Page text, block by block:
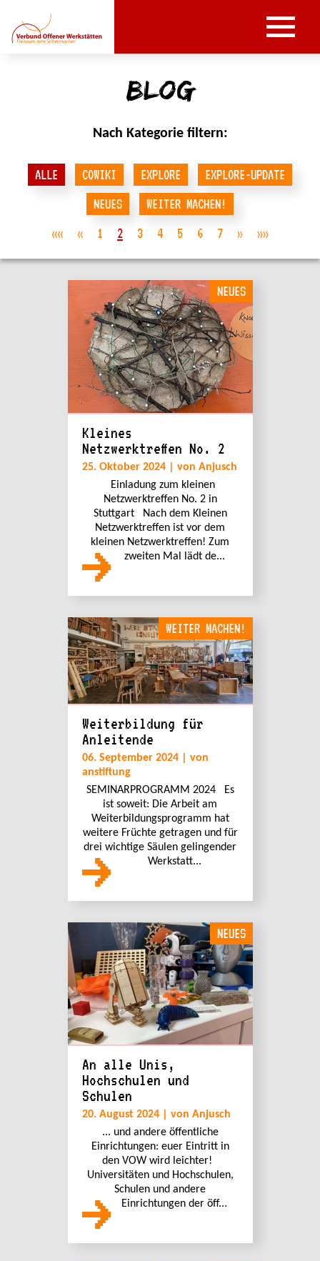
Blog
Nach Kategorie filtern:
ALLE COWIKI EXPLORE
EXPLORE-UPDATE
NEUES
WEITER MACHEN!
««
« 1 2 3 4 5 6 7 » »»
NEUES
Kleines
Netzwerktreffen No. 2
25. Oktober 2024 | von Anjusch
Einladung zum kleinen
Netzwerktreffen No. 2 in
Stuttgart Nach dem Kleinen
Netzwerktreffen ist vor dem
kleinen Netzwerktreffen! Zum
zweiten Mal lädt de...
WEITER MACHEN!
Weiterbildung für
Anleitende
06. September 2024 | von
anstiftung
SEMINARPROGRAMM 2024 Es
ist soweit: Die Arbeit am
Weiterbildungsprogramm hat
weitere Früchte getragen und für
drei wichtige Säulen gelingender
Werkstatt...
NEUES
An alle Unis,
Hochschulen und
Schulen
20. August 2024 | von Anjusch
... und andere öffentliche
Einrichtungen: euer Eintritt in
den VOW wird leichter!
Universitäten und Hochschulen,
Schulen und andere
Einrichtungen der öff...